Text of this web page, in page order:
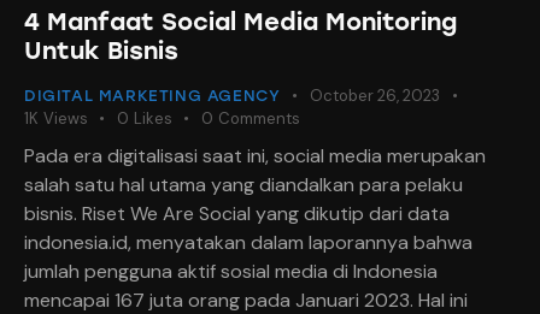
4 Manfaat Social Media Monitoring
Untuk Bisnis
DIGITAL MARKETING AGENCY
October 26, 2023
1K Views 0 Likes 0 Comments
Pada era digitalisasi saat ini, social media merupakan
salah satu hal utama yang diandalkan para pelaku
bisnis. Riset We Are Social yang dikutip dari data
indonesia.id, menyatakan dalam laporannya bahwa
jumlah pengguna aktif sosial media di Indonesia
mencapai 167 juta orang pada Januari 2023. Hal ini